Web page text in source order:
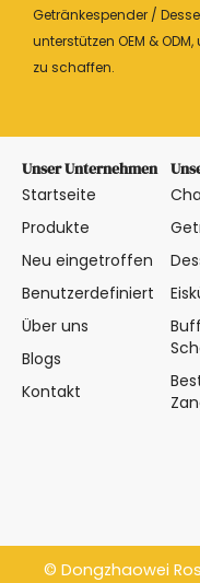
Getränkespender /
unterstützen OEM &
zu schaffen.
Unser Unternehmen
Startseite
Produkte
Neu eingetroffen
Benutzerdefiniert
Über uns
Blogs
Kontakt
© Dongzhaowei